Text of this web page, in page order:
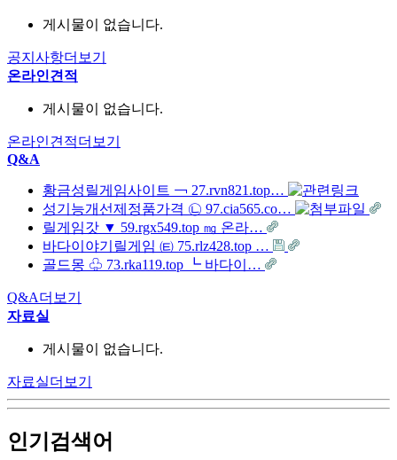
게시물이 없습니다.
공지사항더보기
온라인견적
게시물이 없습니다.
온라인견적더보기
Q&A
황금성릴게임사이트 ￢ 27.rvn821.top…
성기능개선제정품가격 ㉡ 97.cia565.co…
릴게임갓 ▼ 59.rgx549.top ㎎ 온라…
바다이야기릴게임 ㈋ 75.rlz428.top …
골드몽 ♧ 73.rka119.top ┗ 바다이…
Q&A더보기
자료실
게시물이 없습니다.
자료실더보기
인기검색어